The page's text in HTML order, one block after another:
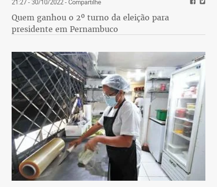
21:27 - 30/10/2022- Compartilhe
Quem ganhou o 2º turno da eleição para
presidente em Pernambuco